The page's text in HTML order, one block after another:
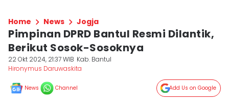
Home News Jogja
Pimpinan DPRD Bantul Resmi Dilantik,
Berikut Sosok-Sosoknya
22 Okt 2024, 21:37 WIB Kab. Bantul
Hironymus Daruwaskita
News Channel Add Us on Google